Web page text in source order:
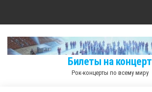
content
Билеты на концерт
Рок-концерты по всему миру